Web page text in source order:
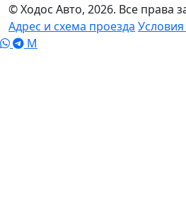
© Ходос Авто, 2026. Все права
Адрес и схема проезда Условия
M